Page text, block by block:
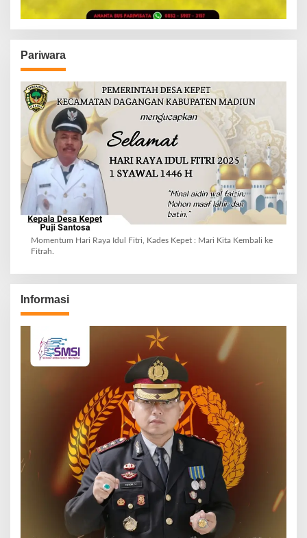
Pariwara
Momentum Hari Raya Idul Fitri, Kades Kepet : Mari Kita Kembali ke
Fitrah.
Informasi